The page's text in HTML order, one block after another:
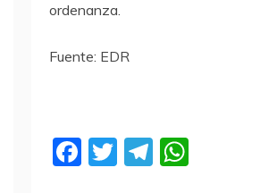
ordenanza.
Fuente: EDR
F
T
T